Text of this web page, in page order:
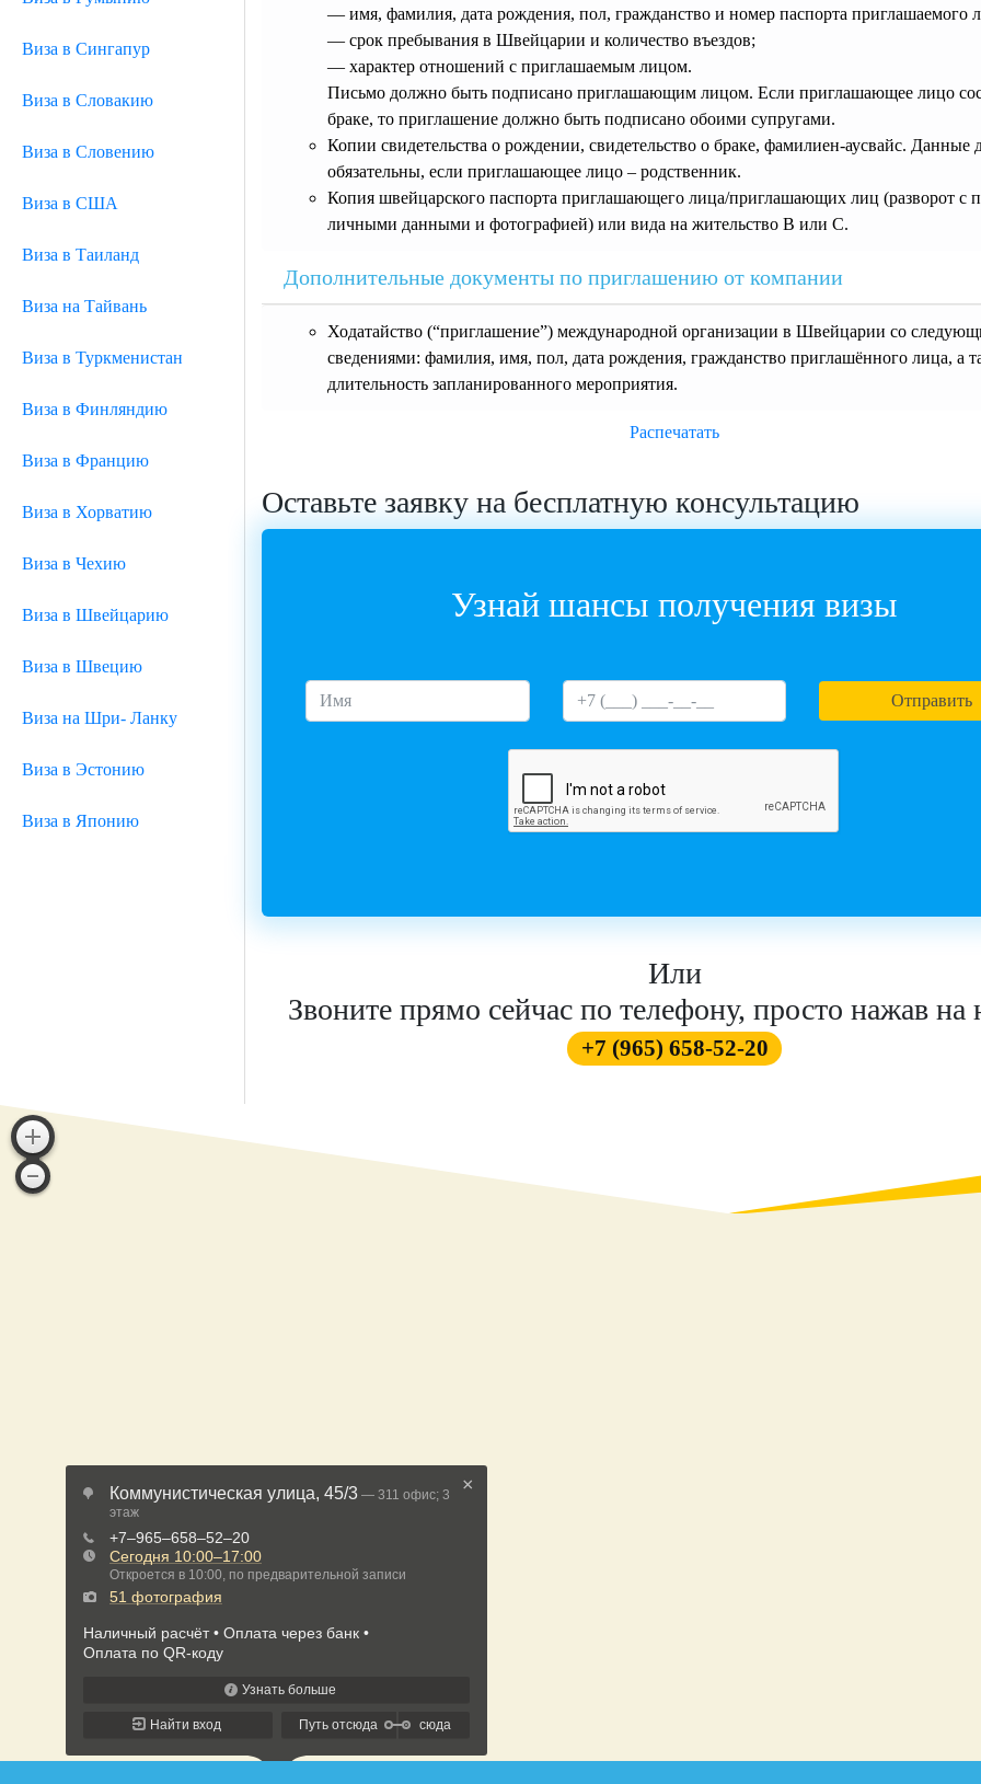
Виза в Сингапур
Виза в Словакию
Виза в Словению
Виза в США
Виза в Таиланд
Виза на Тайвань
Виза в Туркменистан
Виза в Финляндию
Виза в Францию
Виза в Хорватию
Виза в Чехию
Виза в Швейцарию
Виза в Швецию
Виза на Шри- Ланку
Виза в Эстонию
Виза в Японию
— имя, фамилия, дата рождения, пол, гражданство и номер паспорта приглашаемого
— срок пребывания в Швейцарии и количество въездов;
— характер отношений с приглашаемым лицом.
Письмо должно быть подписано приглашающим лицом. Если приглашающее лицо
браке, то приглашение должно быть подписано обоими супругами.
Копии свидетельства о рождении, свидетельство о браке, фамилиен-аусвайс. Данные
обязательны, если приглашающее лицо – родственник.
Копия швейцарского паспорта приглашающего лица/приглашающих лиц (разворот с
личными данными и фотографией) или вида на жительство В или С.
Дополнительные документы по приглашению от компании
Ходатайство (“приглашение”) международной организации в Швейцарии со
сведениями: фамилия, имя, пол, дата рождения, гражданство приглашённого лица, а
длительность запланированного мероприятия.
Распечатать
Оставьте заявку на бесплатную консультацию
Узнай шансы получения визы
Отправить
Или
Звоните прямо сейчас по телефону, просто нажав на
+7 (965) 658-52-20